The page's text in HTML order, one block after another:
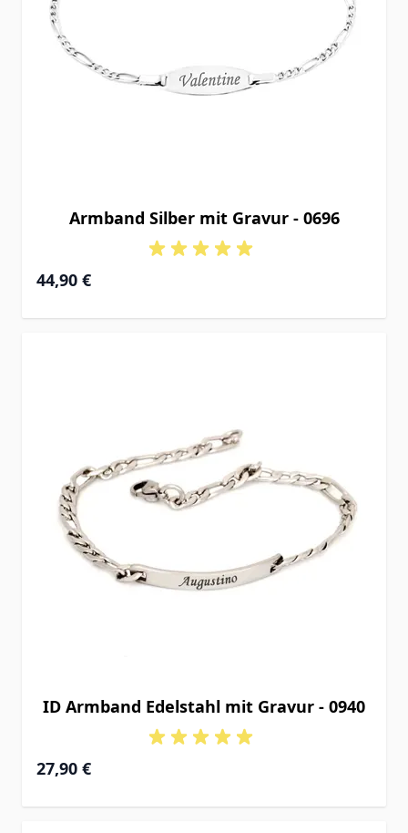
Armband Silber mit Gravur - 0696
Ab
44,90 €
ID Armband Edelstahl mit Gravur - 0940
27,90 €